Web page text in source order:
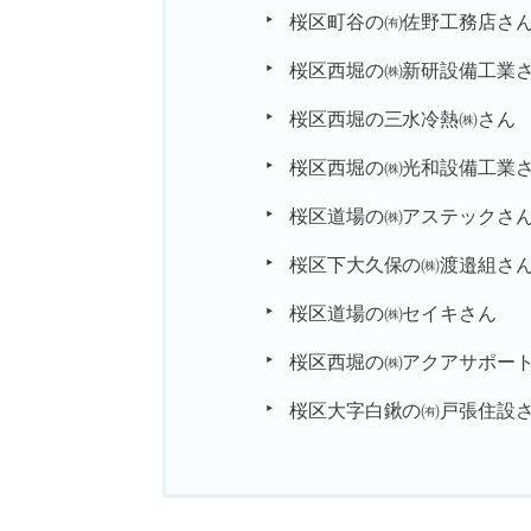
桜区町谷の㈲佐野工務店さ
桜区西堀の㈱新研設備工業
桜区西堀の三水冷熱㈱さん
桜区西堀の㈱光和設備工業
桜区道場の㈱アステックさ
桜区下大久保の㈱渡邉組さ
桜区道場の㈱セイキさん
桜区西堀の㈱アクアサポー
桜区大字白鍬の㈲戸張住設